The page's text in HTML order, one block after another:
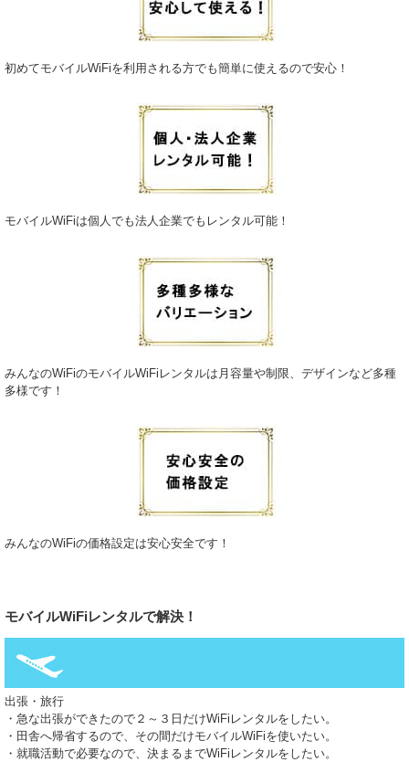
観光地まで、広いエリアをカバーする端末は、スマートフォンやノートPC
など複数のデバイスを同時に接続できるため非常に効率的。みんなのWiFi
が提供するレンタル端末は、設定も簡単で届いたその日からすぐに利用可
能です。煩わしい契約手続きや解約違約金の心配も一切なく、必要な時だ
けスムーズなネット環境を手に入れられるのが最大の魅力です。軽量コン
日本国内に特化したポケットWiFiレンタルは、出張や観光で各地を巡る方
にとって非常に合理的な選択肢です。東京や大阪の主要駅周辺には無料の
公衆無線LANが整備されていますが、セキュリティ面や通信速度の不安定
さに不安を感じる場面も少なくありません。みんなのWiFiなら、自分専用
のセキュアな回線をいつでも確保でき、プライバシーを守りながらスムー
ズに作業を進められます。利用期間やデータ容量に合わせて多彩なプラン
一部の山間部や郊外では、通信インフラが十分でないケースがあります
が、当社のポケットWi-Fiは全国の広範囲に対応しており、こうした場所で
も接続性を確保できます。契約期間も柔軟に設定でき、数日単位の利用か
ら長期滞在に合わせたプランまで用意しております。名古屋・広島・那覇
ネット環境がどこでも実現可能です。短期利用にも長期利用にも適してお
り、旅行・出張・仮住まいなど、あらゆるシーンに対応します。法人契約
公共Wi-Fiの利用にはセキュリティ上の不安がつきものです。当社のポケッ
トWi-Fiは、通信内容を暗号化しており、安全なインターネット接続を可能
にします。外出先での会議資料共有や、クラウド上のデータ閲覧など、業
務上の大切な情報を扱う際にも安心です。地方都市や観光地など、Wi-Fi環
境が整備されていない場所でもご活用いただけるため、効率的かつ安全な
務・金融・医療関係の方々にも高い評価を得ており、機密情報の取り扱い
軽量で携帯性に優れた当社のポケットWi-Fiは、どこにでも持ち運べるた
ムでの作業や会議にも対応可能です。複数名での出張や短期プロジェクト
など、柔軟性が求められる現代の働き方にぴったりです。京都や神戸など
観光地でも、仕事を途切れさせず通信できる点も評価されています。利用
中にトラブルが発生した場合にも、サポート窓口が迅速に対応いたします
ので、初めての方も安心してご利用いただけます。
2026.1.7
初めてモバイルWiFiを利用される方でも簡単に使えるので安心！
モバイルWiFiは個人でも法人企業でもレンタル可能！
みんなのWiFiのモバイルWiFiレンタルは月容量や制限、デザインなど多種
多様です！
みんなのWiFiの価格設定は安心安全です！
モバイルWiFiレンタルで解決！
出張・旅行
・急な出張ができたので２～３日だけWiFiレンタルをしたい。
・田舎へ帰省するので、その間だけモバイルWiFiを使いたい。
・就職活動で必要なので、決まるまでWiFiレンタルをしたい。